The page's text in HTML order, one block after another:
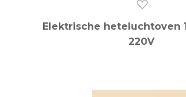
Elektrische heteluchtoven
220V